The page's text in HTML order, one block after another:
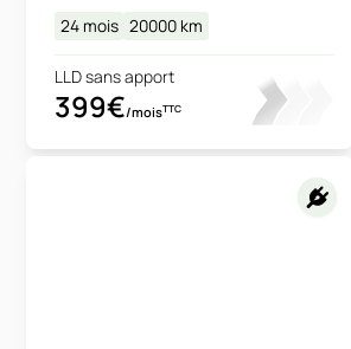
24 mois 20000 km
LLD sans apport
399€/moisTTC